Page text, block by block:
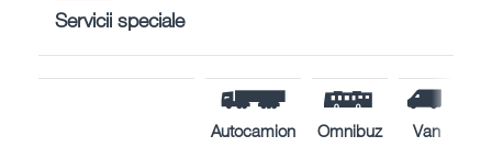
Servicii speciale
Autocamion Omnibuz
Van